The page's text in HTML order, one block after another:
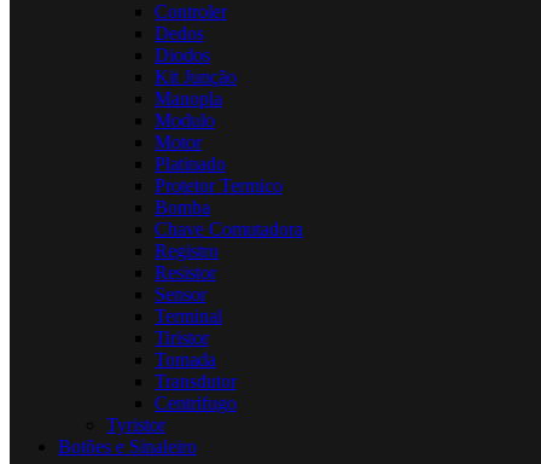
Controler
Dedos
Diodos
Kit Junção
Manopla
Modulo
Motor
Platinado
Protetor Termico
Bomba
Chave Comutadora
Registro
Resistor
Sensor
Terminal
Tiristor
Tomada
Transdutor
Centrifugo
Tyristor
Botões e Sinaleiro